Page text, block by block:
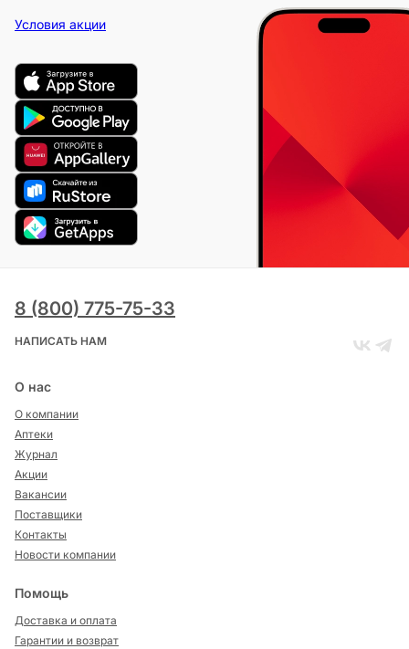
Условия акции
8 (800) 775-75-33
НАПИСАТЬ НАМ
О нас
О компании
Аптеки
Журнал
Акции
Вакансии
Поставщики
Контакты
Новости компании
Помощь
Доставка и оплата
Гарантии и возврат